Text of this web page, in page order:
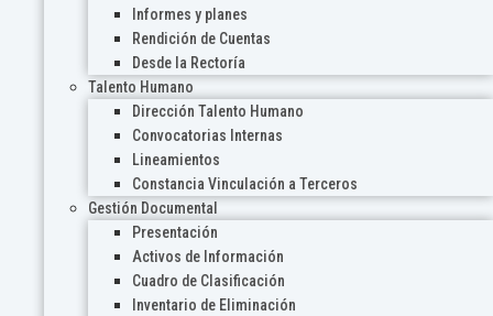
Informes y planes
Rendición de Cuentas
Desde la Rectoría
Talento Humano
Dirección Talento Humano
Convocatorias Internas
Lineamientos
Constancia Vinculación a Terceros
Gestión Documental
Presentación
Activos de Información
Cuadro de Clasificación
Inventario de Eliminación